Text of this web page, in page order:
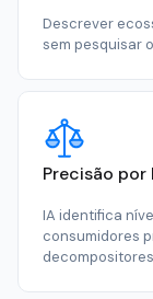
Descrever
sem pesquisar
Precisão por
IA identifica
consumidores